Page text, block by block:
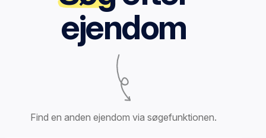
ejendom
Find en anden ejendom via søgefunktionen.